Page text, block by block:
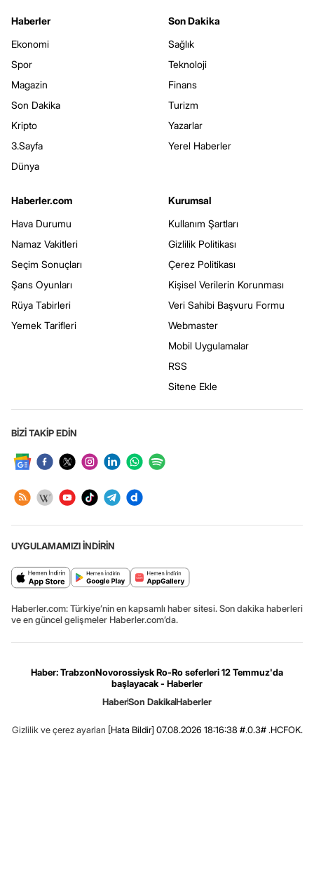
Haberler
Ekonomi
Spor
Magazin
Son Dakika
Kripto
3.Sayfa
Dünya
Son Dakika
Sağlık
Teknoloji
Finans
Turizm
Yazarlar
Yerel Haberler
Haberler.com
Hava Durumu
Namaz Vakitleri
Seçim Sonuçları
Şans Oyunları
Rüya Tabirleri
Yemek Tarifleri
Kurumsal
Kullanım Şartları
Gizlilik Politikası
Çerez Politikası
Kişisel Verilerin Korunması
Veri Sahibi Başvuru Formu
Webmaster
Mobil Uygulamalar
RSS
Sitene Ekle
BİZİ TAKİP EDİN
UYGULAMAMIZI İNDİRİN
Haberler.com: Türkiye’nin en kapsamlı haber sitesi. Son dakika haberleri
ve en güncel gelişmeler Haberler.com’da.
Haber: TrabzonNovorossiysk Ro-Ro seferleri 12 Temmuz'da
başlayacak - Haberler
HaberSon DakikaHaberler
Gizlilik ve çerez ayarları [Hata Bildir] 07.08.2026 18:16:38 #.0.3# .HCFOK.